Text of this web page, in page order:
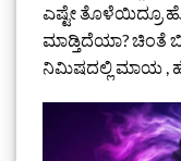
ಎಷ್ಟೇ ತೊಳೆಯಿದ್ರೂ
ಮಾಡ್ತಿದೆಯಾ? ಚಿಂತೆ
ನಿಮಿಷದಲ್ಲಿ ಮಾಯ ,